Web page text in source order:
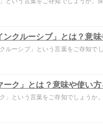
ンクルーシブ」とは？意
クルーシブ」という言葉をご存知で
ーク」とは？意味や使い
ク」という言葉をご存知でしょうか